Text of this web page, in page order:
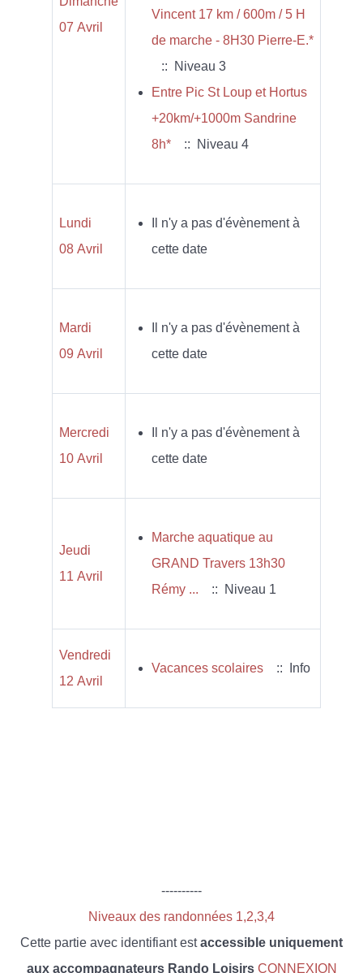
07 Avril
Vincent 17 km / 600m / 5 H
de marche - 8H30 Pierre-E.*
:: Niveau 3
Entre Pic St Loup et Hortus
+20km/+1000m Sandrine
8h*
:: Niveau 4
Lundi
08 Avril
Il n'y a pas d'évènement à
cette date
Mardi
09 Avril
Il n'y a pas d'évènement à
cette date
Mercredi
10 Avril
Il n'y a pas d'évènement à
cette date
Jeudi
11 Avril
Marche aquatique au
GRAND Travers 13h30
Rémy ...
:: Niveau 1
Vendredi
12 Avril
Vacances scolaires :: Info
----------
Niveaux des randonnées 1,2,3,4
Cette partie avec identifiant estaccessible uniquement
aux accompagnateurs Rando Loisirs CONNEXION